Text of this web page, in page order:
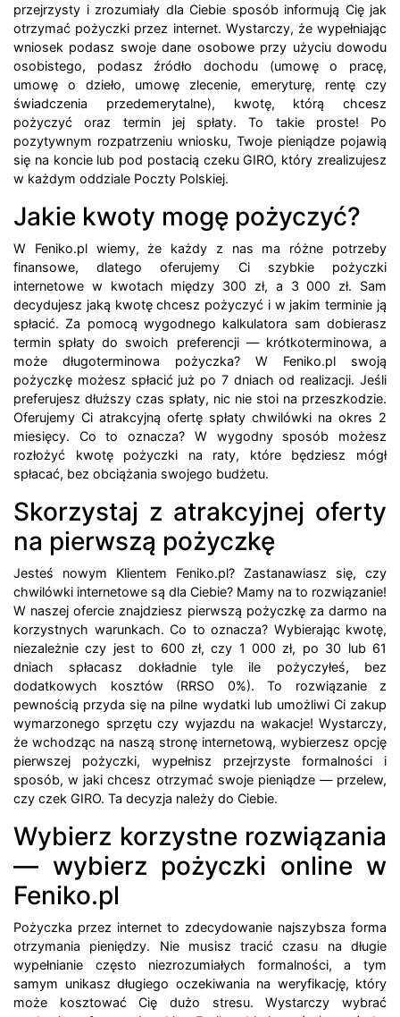
przejrzysty i zrozumiały dla Ciebie sposób informują Cię jak
otrzymać pożyczki przez internet. Wystarczy, że wypełniając
wniosek podasz swoje dane osobowe przy użyciu dowodu
osobistego, podasz źródło dochodu (umowę o pracę,
umowę o dzieło, umowę zlecenie, emeryturę, rentę czy
świadczenia przedemerytalne), kwotę, którą chcesz
pożyczyć oraz termin jej spłaty. To takie proste! Po
pozytywnym rozpatrzeniu wniosku, Twoje pieniądze pojawią
się na koncie lub pod postacią czeku GIRO, który zrealizujesz
w każdym oddziale Poczty Polskiej.
Jakie kwoty mogę pożyczyć?
W Feniko.pl wiemy, że każdy z nas ma różne potrzeby
finansowe, dlatego oferujemy Ci szybkie pożyczki
internetowe w kwotach między 300 zł, a 3 000 zł. Sam
decydujesz jaką kwotę chcesz pożyczyć i w jakim terminie ją
spłacić. Za pomocą wygodnego kalkulatora sam dobierasz
termin spłaty do swoich preferencji — krótkoterminowa, a
może długoterminowa pożyczka? W Feniko.pl swoją
pożyczkę możesz spłacić już po 7 dniach od realizacji. Jeśli
preferujesz dłuższy czas spłaty, nic nie stoi na przeszkodzie.
Oferujemy Ci atrakcyjną ofertę spłaty chwilówki na okres 2
miesięcy. Co to oznacza? W wygodny sposób możesz
rozłożyć kwotę pożyczki na raty, które będziesz mógł
spłacać, bez obciążania swojego budżetu.
Skorzystaj z atrakcyjnej oferty
na pierwszą pożyczkę
Jesteś nowym Klientem Feniko.pl? Zastanawiasz się, czy
chwilówki internetowe są dla Ciebie? Mamy na to rozwiązanie!
W naszej ofercie znajdziesz pierwszą pożyczkę za darmo na
korzystnych warunkach. Co to oznacza? Wybierając kwotę,
niezależnie czy jest to 600 zł, czy 1 000 zł, po 30 lub 61
dniach spłacasz dokładnie tyle ile pożyczyłeś, bez
dodatkowych kosztów (RRSO 0%). To rozwiązanie z
pewnością przyda się na pilne wydatki lub umożliwi Ci zakup
wymarzonego sprzętu czy wyjazdu na wakacje! Wystarczy,
że wchodząc na naszą stronę internetową, wybierzesz opcję
pierwszej pożyczki, wypełnisz przejrzyste formalności i
sposób, w jaki chcesz otrzymać swoje pieniądze — przelew,
czy czek GIRO. Ta decyzja należy do Ciebie.
Wybierz korzystne rozwiązania
— wybierz pożyczki online w
Feniko.pl
Pożyczka przez internet to zdecydowanie najszybsza forma
otrzymania pieniędzy. Nie musisz tracić czasu na długie
wypełnianie często niezrozumiałych formalności, a tym
samym unikasz długiego oczekiwania na weryfikację, który
może kosztować Cię dużo stresu. Wystarczy wybrać